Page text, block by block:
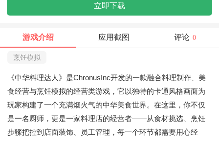
立即下载
游戏介绍 应用截图 评论 0
烹饪模拟
《中华料理达人》是ChronusInc开发的一款融合料理制作、美
食经营与烹饪模拟的经营类游戏，它以独特的卡通风格画面为
玩家构建了一个充满烟火气的中华美食世界。在这里，你不仅
是一名厨师，更是一家料理店的经营者——从食材挑选、烹饪
步骤把控到店面装饰、员工管理，每一个环节都需要用心经